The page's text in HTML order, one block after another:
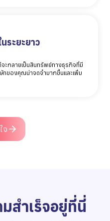
ระยะยาว
กลายเป็นสินทรัพย์ทางธุรกิจที่มี
ทของคุณน่าจดจำมากขึ้นและเพิ่ม
จ
สำเร็จอยู่ที่นี่